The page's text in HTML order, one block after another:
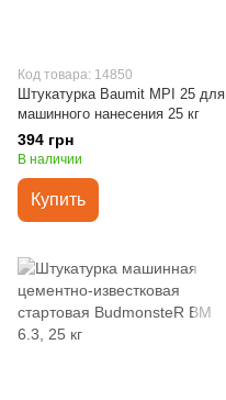
Код товара: 14850
Штукатурка Baumit MPI 25 для
машинного нанесения 25 кг
394 грн
В наличии
Купить